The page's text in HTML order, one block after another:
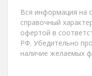
Вся информация на
справочный
офертой в
РФ. Убедительно
наличие желаемых